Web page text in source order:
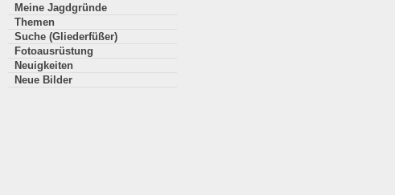
Meine Jagdgründe
Themen
Suche (Gliederfüßer)
Fotoausrüstung
Neuigkeiten
Neue Bilder